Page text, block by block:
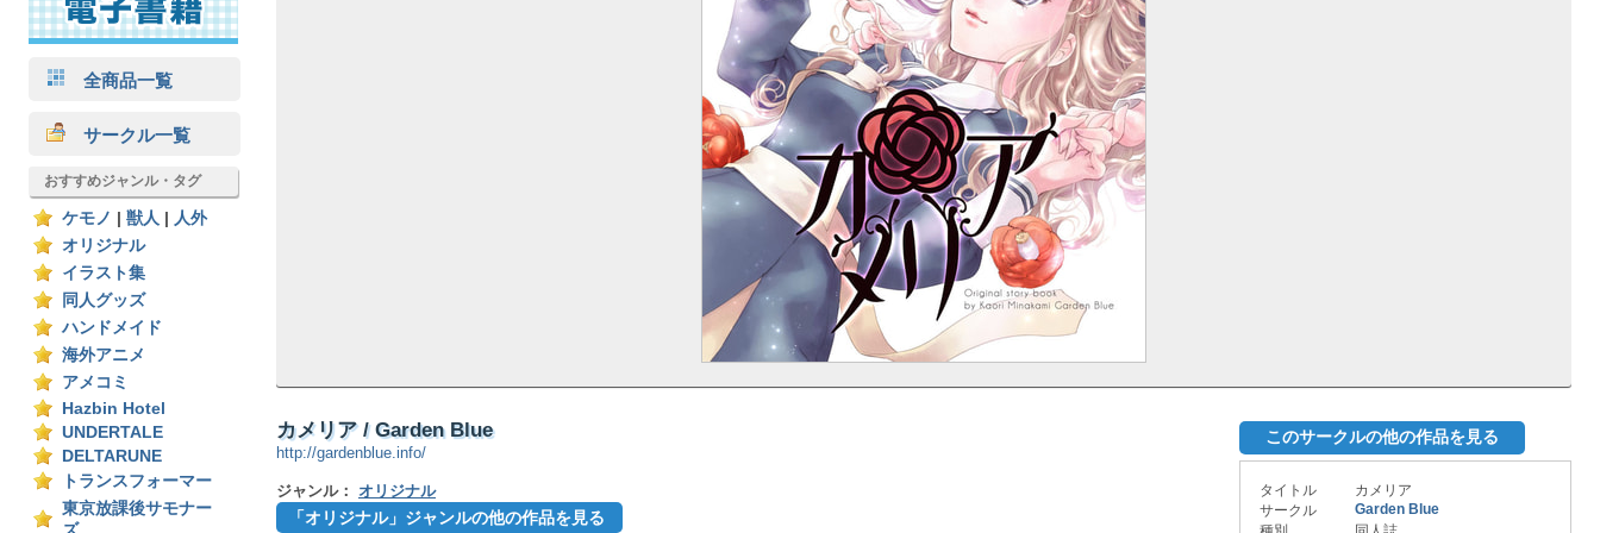
全商品一覧
サークル一覧
おすすめジャンル・タグ
ケモノ 獣人
人外
オリジナル
イラスト集
同人グッズ
ハンドメイド
海外アニメ
アメコミ
Hazbin Hotel
UNDERTALE
DELTARUNE
トランスフォーマー
東京放課後サモナー
カメリア / Garden Blue
http://gardenblue.info/
ジャンル： オリジナル
「オリジナル」ジャンルの他の作品を見る
このサークルの他の作品を見る
タイトル
カメリア
サークル
Garden Blue